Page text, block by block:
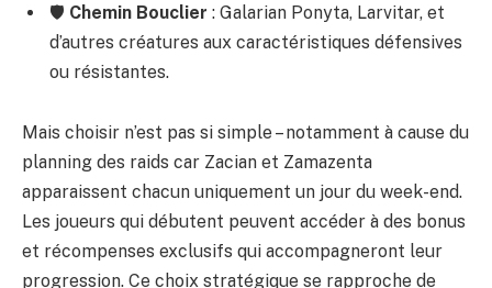
🛡️ Chemin Bouclier : Galarian Ponyta, Larvitar, et
d’autres créatures aux caractéristiques défensives
ou résistantes.
Mais choisir n’est pas si simple – notamment à cause du
planning des raids car Zacian et Zamazenta
apparaissent chacun uniquement un jour du week-end.
Les joueurs qui débutent peuvent accéder à des bonus
et récompenses exclusifs qui accompagneront leur
progression. Ce choix stratégique se rapproche de